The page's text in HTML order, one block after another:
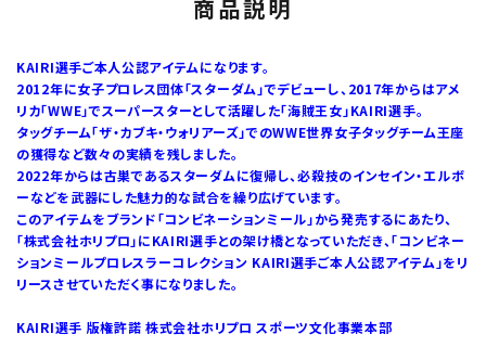
商品説明
KAIRI選手ご本人公認アイテムになります。
2012年に女子プロレス団体「スターダム」でデビューし、2017年からはアメ
リカ「WWE」でスーパースターとして活躍した「海賊王女」KAIRI選手。
タッグチーム「ザ・カブキ・ウォリアーズ」でのWWE世界女子タッグチーム王座
の獲得など数々の実績を残しました。
2022年からは古巣であるスターダムに復帰し、必殺技のインセイン・エルボ
ーなどを武器にした魅力的な試合を繰り広げています。
このアイテムをブランド「コンビネーションミール」から発売するにあたり、
「株式会社ホリプロ」にKAIRI選手との架け橋となっていただき、「コンビネー
ションミールプロレスラーコレクション KAIRI選手ご本人公認アイテム」をリ
リースさせていただく事になりました。
KAIRI選手 版権許諾 株式会社ホリプロ スポーツ文化事業本部